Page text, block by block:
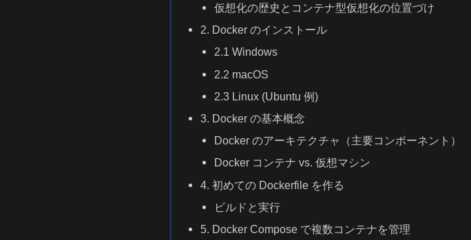
仮想化の歴史とコンテナ型仮想化の位置づけ
2. Docker のインストール
2.1 Windows
2.2 macOS
2.3 Linux (Ubuntu 例)
3. Docker の基本概念
Docker のアーキテクチャ（主要コンポーネント）
Docker コンテナ vs. 仮想マシン
4. 初めての Dockerfile を作る
ビルドと実行
5. Docker Compose で複数コンテナを管理